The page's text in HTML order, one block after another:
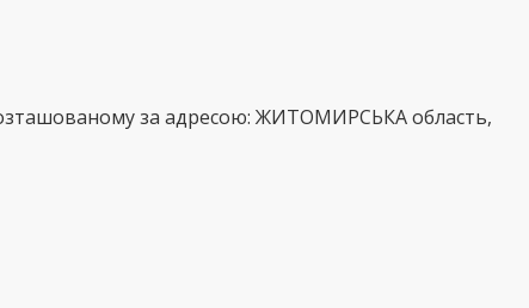
за адресою: ЖИТОМИРСЬКА область,